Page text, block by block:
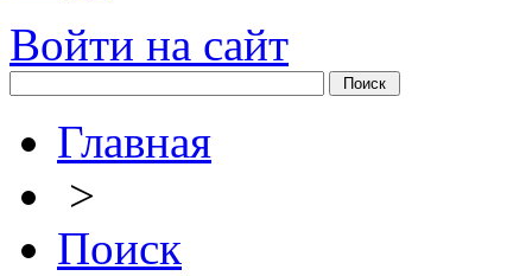
Войти на сайт
Главная
>
Поиск